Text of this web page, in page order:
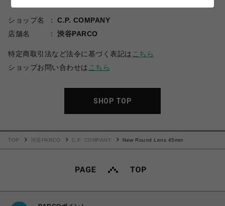
ショップ名
C.P. COMPANY
店舗名
渋谷PARCO
特定商取引法など法令に基づく表記は こちら
ショップお問い合わせは こちら
SHOP TOP
TOP 渋谷PARCO C.P. COMPANY New Round Lens 45mm